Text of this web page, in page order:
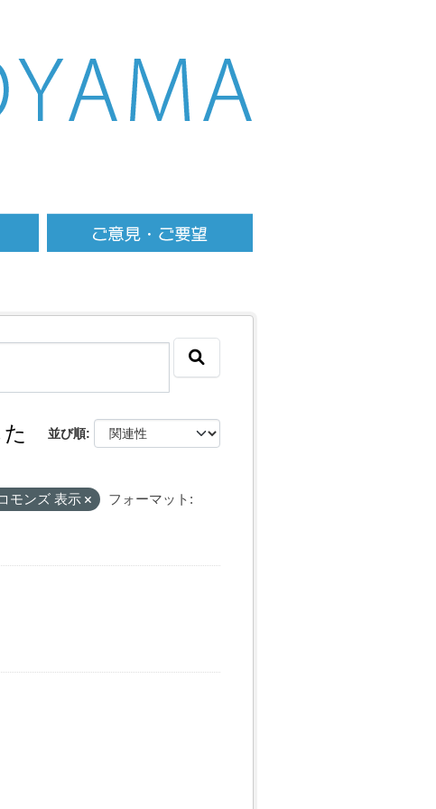
並び順
モンズ 表示
フォーマット: